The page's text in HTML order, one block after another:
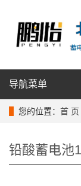
导航菜单
您的位置： 首 页
铅酸蓄电池